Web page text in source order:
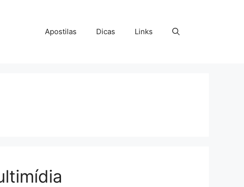
Apostilas Dicas Links